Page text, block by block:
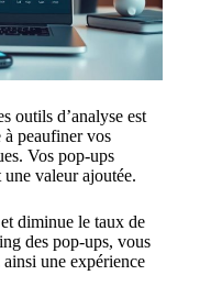
outils d’analyse est
à peaufiner vos
Vos pop-ups
valeur ajoutée.
diminue le taux de
des pop-ups, vous
une expérience